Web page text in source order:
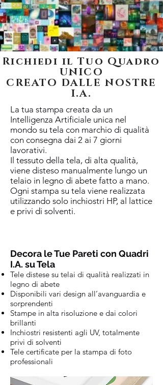
Richiedi il Tuo Quadro
UNICO
CREATO DALLE NOSTRE
I.A.
La tua stampa creata da un
Intelligenza Artificiale unica nel
mondo su tela con marchio di qualità
con consegna dai 2 ai 7 giorni
lavorativi.
Il tessuto della tela, di alta qualità,
viene disteso manualmente lungo un
telaio in legno di abete fatto a mano.
Ogni stampa su tela viene realizzata
utilizzando solo inchiostri HP, al lattice
e privi di solventi.
Decora le Tue Pareti con Quadri
I.A. su Tela
Tele distese su telai di qualità realizzati in
legno di abete
Disponibili vari design all’avanguardia e
sorprendenti
Stampe in alta risoluzione e dai colori
brillanti
Inchiostri resistenti agli UV, totalmente
privi di solventi
Tele certificate per la stampa di foto
professionali